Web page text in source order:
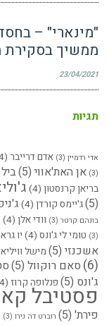
"מינארי" –
ממשיך בסקירת
23/04/2021
תגיות
אדי רדמיין (3) אדם דרייבר (4)
(3)
אן האת'אווי (5)
בריאן קרנסטון (4)
(5)
ג'יימס קורדן (4)
בונהם קרטר (3) וודי אלן (4)
(3)
טומי לי ג'ונס (4) יו
אשכנזי (5) מישל
(6) סאם רוקוול (5)
ג'ונס (5) פנלופה קרוז (4) פסטיבל
פירת' (5) רוברט דה נירו (3)